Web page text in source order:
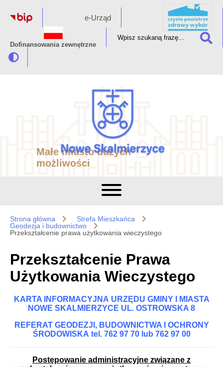
e-Urząd
Dofinansowania zewnętrzne
Małe miasto dużych
możliwości
Strona główna
Strefa Mieszkańca
Geodezja i budownictwo
Przekształcenie prawa użytkowania wieczystego
Przekształcenie Prawa
Użytkowania Wieczystego
KARTA INFORMACYJNA URZĘDU GMINY I MIASTA
NOWE SKALMIERZYCE UL. OSTROWSKA 8
REFERAT GEODEZJI, BUDOWNICTWA I OCHRONY
ŚRODOWISKA tel. 762 97 70 lub 762 97 00
Postępowanie administracyjne związane z